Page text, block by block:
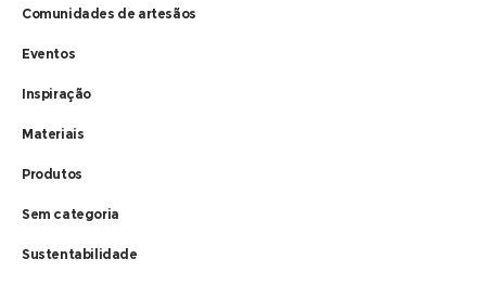
Comunidades de artesãos
Eventos
Inspiração
Materiais
Produtos
Sem categoria
Sustentabilidade